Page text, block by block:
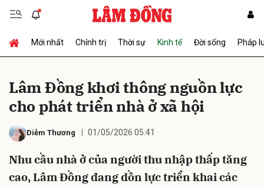
Mới nhất Chính trị Thời sự Kinh tế Đời sống Pháp
Lâm Đồng khơi thông nguồn lực
cho phát triển nhà ở xã hội
Diễm Thương 01/05/2026 05:41
Nhu cầu nhà ở của người thu nhập thấp tăng
cao, Lâm Đồng đang dồn lực triển khai các
Gửi bình luận
Hủy Gửi